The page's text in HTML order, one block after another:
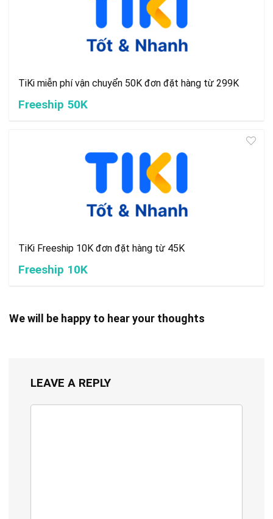
TiKi miễn phí vận chuyển 50K đơn đặt hàng từ 299K
Freeship 50K
TiKi Freeship 10K đơn đặt hàng từ 45K
Freeship 10K
We will be happy to hear your thoughts
LEAVE A REPLY